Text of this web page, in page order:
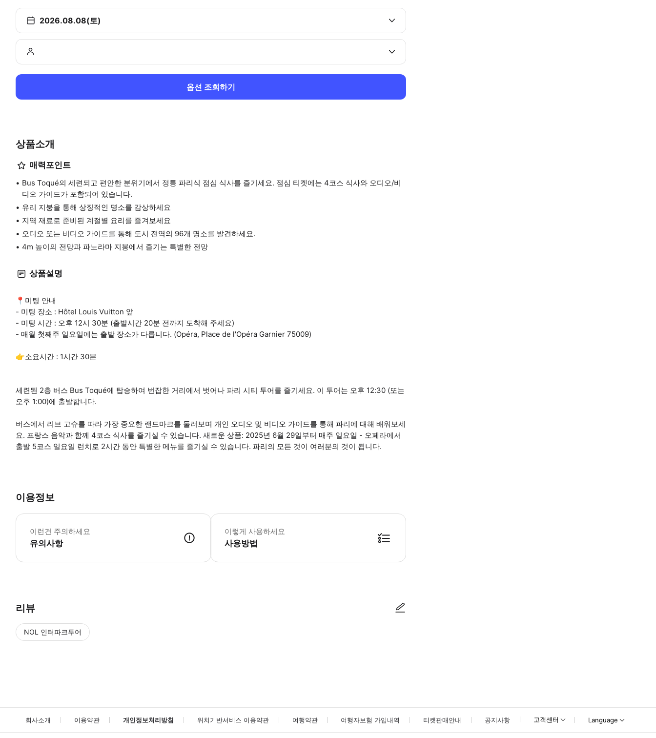
2026.08.08(토)
옵션 조회하기
상품소개
매력포인트
Bus Toqué의 세련되고 편안한 분위기에서 정통 파리식 점심 식사를 즐기세요. 점심 티켓에는 4코스 식사와 오디오/비
디오 가이드가 포함되어 있습니다.
유리 지붕을 통해 상징적인 명소를 감상하세요
지역 재료로 준비된 계절별 요리를 즐겨보세요
오디오 또는 비디오 가이드를 통해 도시 전역의 96개 명소를 발견하세요.
4m 높이의 전망과 파노라마 지붕에서 즐기는 특별한 전망
상품설명
📍미팅 안내
- 미팅 장소 : Hôtel Louis Vuitton 앞
- 미팅 시간 : 오후 12시 30분 (출발시간 20분 전까지 도착해 주세요)
- 매월 첫째주 일요일에는 출발 장소가 다릅니다. (Opéra, Place de l'Opéra Garnier 75009)
👉소요시간 : 1시간 30분
세련된 2층 버스 Bus Toqué에 탑승하여 번잡한 거리에서 벗어나 파리 시티 투어를 즐기세요. 이 투어는 오후 12:30 (또는
오후 1:00)에 출발합니다.
버스에서 리브 고슈를 따라 가장 중요한 랜드마크를 둘러보며 개인 오디오 및 비디오 가이드를 통해 파리에 대해 배워보세
요. 프랑스 음악과 함께 4코스 식사를 즐기실 수 있습니다. 새로운 상품: 2025년 6월 29일부터 매주 일요일 - 오페라에서
출발 5코스 일요일 런치로 2시간 동안 특별한 메뉴를 즐기실 수 있습니다. 파리의 모든 것이 여러분의 것이 됩니다.
이용정보
이런건 주의하세요
유의사항
교통, 시위 또는 공사로 인해 노선 및 시간표가 중단될 수 있습니다. * 소요시간 : 90분-120분 (옵션에 따라 소요 시간이 다를 수 있으니, 예약 시 확인 부탁드
이렇게 사용하세요
사용방법
리뷰
NOL 인터파크투어
회사소개 이용약관 개인정보처리방침 위치기반서비스 이용약관 여행약관 여행자보험 가입내역 티켓판매안내 공지사항 고객센터 Language